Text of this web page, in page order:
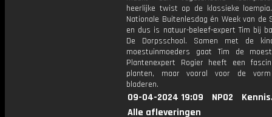
heerlijke twist op de klassieke
Nationale Buitenlesdag én Week van de
en dus is natuur-beleef-expert Tim bij
De Dorpsschool. Samen met de
moestuinmoeders gaat Tim de
Plantenexpert Rogier heeft een
planten, maar vooral voor de
bladeren.
09-04-2024 19:09 NPO2
Alle afleveringen